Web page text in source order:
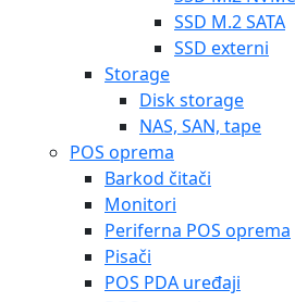
SSD M.2 SATA
SSD externi
Storage
Disk storage
NAS, SAN, tape
POS oprema
Barkod čitači
Monitori
Periferna POS oprema
Pisači
POS PDA uređaji